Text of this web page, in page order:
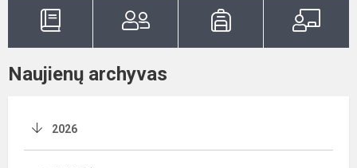
Naujienų archyvas
2026